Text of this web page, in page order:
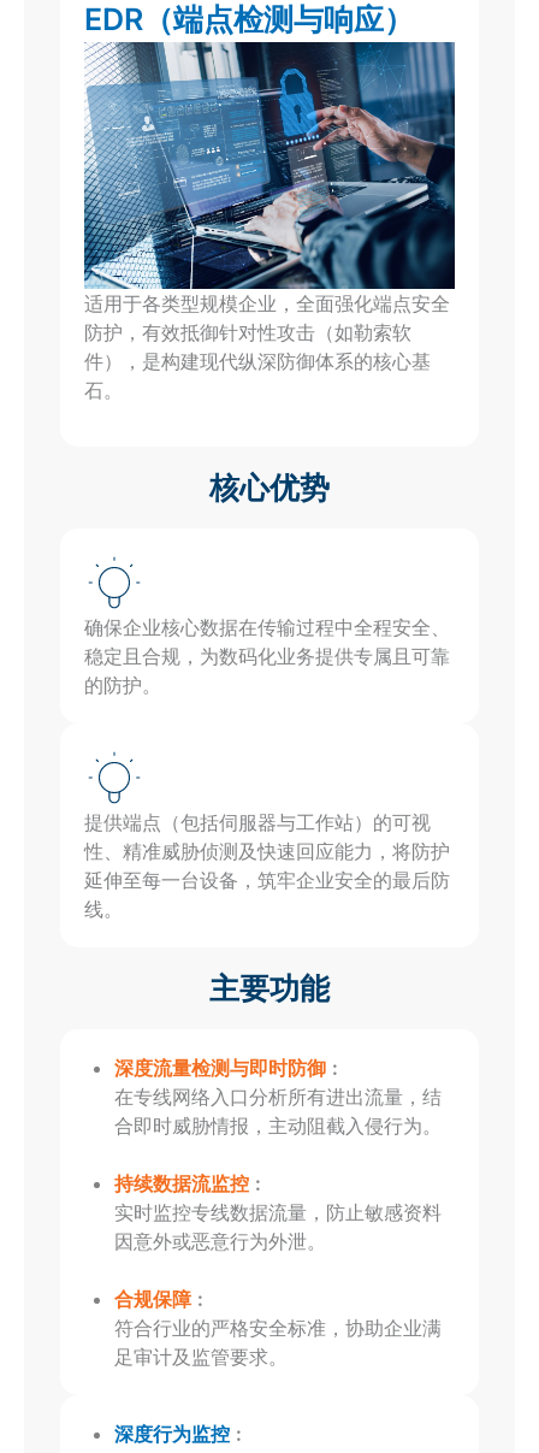
EDR（端点检测与响应）
适用于各类型规模企业，全面强化端点安全
防护，有效抵御针对性攻击（如勒索软
件），是构建现代纵深防御体系的核心基
石。
核心优势
确保企业核心数据在传输过程中全程安全、
稳定且合规，为数码化业务提供专属且可靠
的防护。
提供端点（包括伺服器与工作站）的可视
性、精准威胁侦测及快速回应能力，将防护
延伸至每一台设备，筑牢企业安全的最后防
线。
主要功能
深度流量检测与即时防御 ︰
在专线网络入口分析所有进出流量，结
合即时威胁情报，主动阻截入侵行为。
持续数据流监控 ︰
实时监控专线数据流量，防止敏感资料
因意外或恶意行为外泄。
合规保障︰
符合行业的严格安全标准，协助企业满
足审计及监管要求。
深度行为监控 ︰